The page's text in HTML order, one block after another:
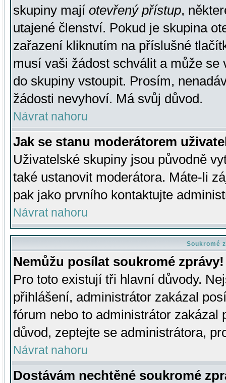
skupiny mají otevřený přístup,
utajené členství. Pokud je skupina
zařazení kliknutím na příslušné
musí vaši žádost schválit a může se
do skupiny vstoupit. Prosím,
žádosti nevyhoví. Má svůj důvod.
Návrat nahoru
Jak se stanu moderátorem
Uživatelské skupiny jsou původně
také ustanovit moderátora. Máte-li
pak jako prvního kontaktujte
Návrat nahoru
Soukromé
Nemůžu posílat soukromé zprávy!
Pro toto existují tři hlavní důvody.
přihlášení, administrátor zakázal
fórum nebo to administrátor zakázal
důvod, zeptejte se administrátora,
Návrat nahoru
Dostávám nechtěné soukromé